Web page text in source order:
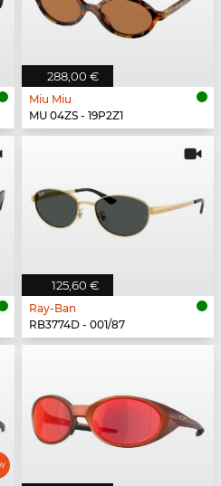
288,00 €
Miu Miu
MU 04ZS - 19P2Z1
125,60 €
Ray-Ban
RB3774D - 001/87